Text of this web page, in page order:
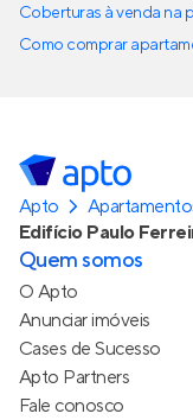
Coberturas à venda na
Como comprar
Apto
Edifício Paulo
Quem somos
O Apto
Anunciar imóveis
Cases de Sucesso
Apto Partners
Fale conosco